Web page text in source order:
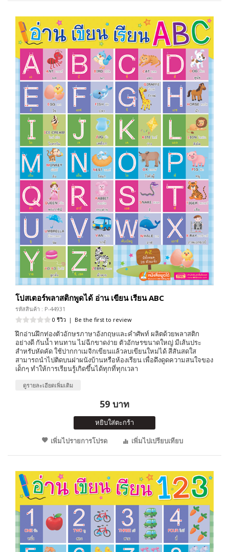
โปสเตอร์พลาสติกพูดได้ อ่าน เขียน เรียน ABC
รหัสสินค้า : P-44931
0 รีวิว | Be the first to review
ฝึกอ่านฝึกท่องตัวอักษรภาษาอังกฤษและคำศัพท์ ผลิตด้วยพลาสติก
อย่างดี กันน้ำ ทนทาน ไม่ฉีกขาดง่าย ตัวอักษรขนาดใหญ่ มีเส้นประ
สำหรับหัดคัด ใช้ปากกาเมจิกเขียนแล้วลบเขียนใหม่ได้ สีสันสดใส
สามารถนำไปติดบนฝาผนังบ้านหรือห้องเรียน เพื่อดึงดูดความสนใจของ
เด็กๆ ทำให้การเรียนรู้เกิดขึ้นได้ทุกที่ทุกเวลา
ดูรายละเอียดเพิ่มเติม
59 บาท
หยิบใส่ตะกร้า
เพิ่มไปรายการโปรด
เพิ่มไปเปรียบเทียบ